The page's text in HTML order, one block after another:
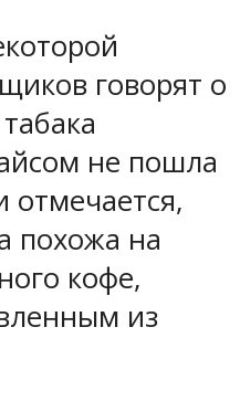
говорят о
не пошла
похожа на
кофе,
из